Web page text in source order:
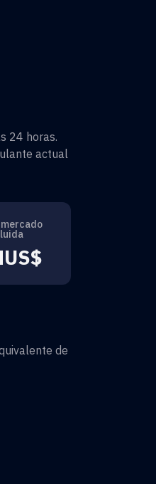
24 horas.
actual
de